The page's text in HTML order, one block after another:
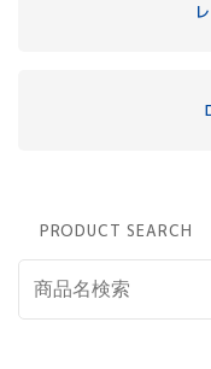
PRODUCT SEARCH